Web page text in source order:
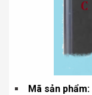
Mã sản phẩm: